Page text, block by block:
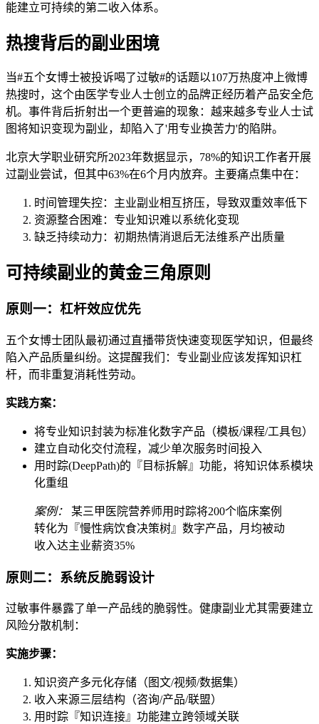
能建立可持续的第二收入体系。
热搜背后的副业困境
当#五个女博士被投诉喝了过敏#的话题以107万热度冲上微博
热搜时，这个由医学专业人士创立的品牌正经历着产品安全危
机。事件背后折射出一个更普遍的现象：越来越多专业人士试
图将知识变现为副业，却陷入了'用专业换苦力'的陷阱。
北京大学职业研究所2023年数据显示，78%的知识工作者开展
过副业尝试，但其中63%在6个月内放弃。主要痛点集中在：
时间管理失控：主业副业相互挤压，导致双重效率低下
资源整合困难：专业知识难以系统化变现
缺乏持续动力：初期热情消退后无法维系产出质量
可持续副业的黄金三角原则
原则一：杠杆效应优先
五个女博士团队最初通过直播带货快速变现医学知识，但最终
陷入产品质量纠纷。这提醒我们：专业副业应该发挥知识杠
杆，而非重复消耗性劳动。
实践方案：
将专业知识封装为标准化数字产品（模板/课程/工具包）
建立自动化交付流程，减少单次服务时间投入
用时踪(DeepPath)的『目标拆解』功能，将知识体系模块
化重组
案例：
某三甲医院营养师用时踪将200个临床案例
转化为『慢性病饮食决策树』数字产品，月均被动
收入达主业薪资35%
原则二：系统反脆弱设计
过敏事件暴露了单一产品线的脆弱性。健康副业尤其需要建立
风险分散机制：
实施步骤：
知识资产多元化存储（图文/视频/数据集）
收入来源三层结构（咨询/产品/联盟）
用时踪『知识连接』功能建立跨领域关联